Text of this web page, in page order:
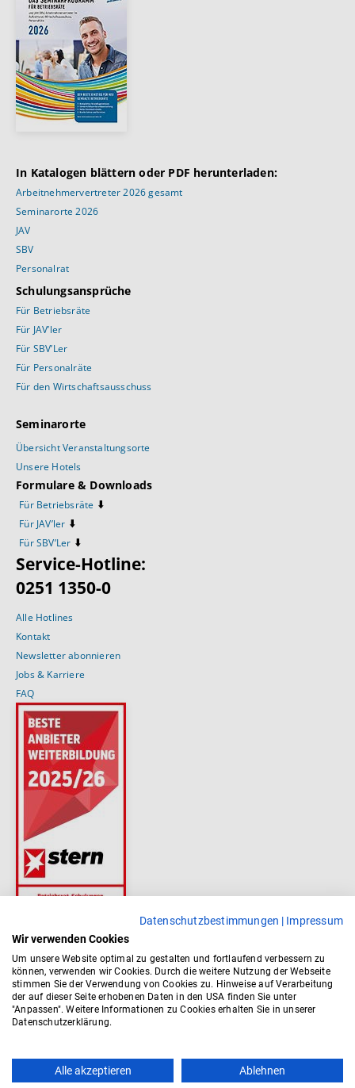
Datenschutzbestimmungen | Impressum
Wir verwenden Cookies
Um unsere Website optimal zu gestalten und fortlaufend verbessern zu
können, verwenden wir Cookies. Durch die weitere Nutzung der Webseite
stimmen Sie der Verwendung von Cookies zu. Hinweise auf Verarbeitung
der auf dieser Seite erhobenen Daten in den USA finden Sie unter
"Anpassen". Weitere Informationen zu Cookies erhalten Sie in unserer
Datenschutzerklärung.
Alle akzeptieren Ablehnen
In Katalogen blättern oder PDF herunterladen:
Arbeitnehmervertreter 2026 gesamt
Seminarorte 2026
JAV
SBV
Personalrat
Schulungsansprüche
Für Betriebsräte
Für JAV’ler
Für SBV’Ler
Für Personalräte
Für den Wirtschaftsausschuss
Seminarorte
Übersicht Veranstaltungsorte
Unsere Hotels
Formulare & Downloads
Für Betriebsräte ⬇️
Für JAV’ler ⬇️
Für SBV’Ler ⬇️
Service-Hotline:
0251 1350-0
Alle Hotlines
Kontakt
Newsletter abonnieren
Jobs & Karriere
FAQ